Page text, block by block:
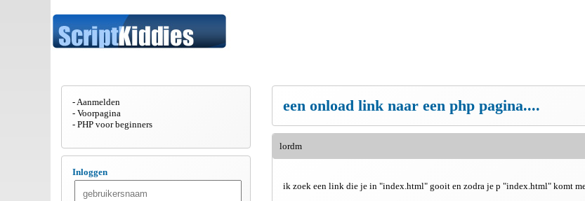
Aanmelden
Voorpagina
PHP voor beginners
Inloggen
een onload link naar een php pagina....
lordm
ik zoek een link die je in "index.html" gooit en zodra je p "index.html" komt